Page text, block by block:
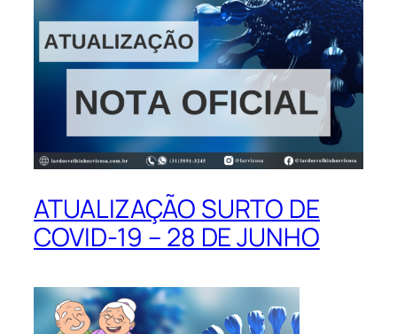
ATUALIZAÇÃO SURTO DE
COVID-19 – 28 DE JUNHO